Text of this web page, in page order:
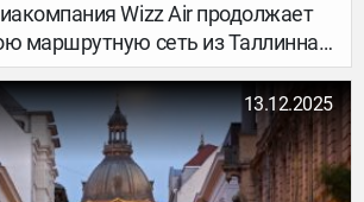
Wizz Air продолжает
маршрутную сеть из Таллинна.
года перевозчик запустит
Варшаву — столицу Польши.
станет уже седьмым в
с вылетом из Эстонии, пишет
13.12.2025